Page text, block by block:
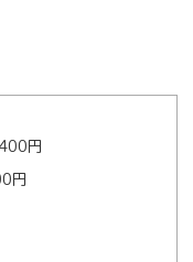
円
円